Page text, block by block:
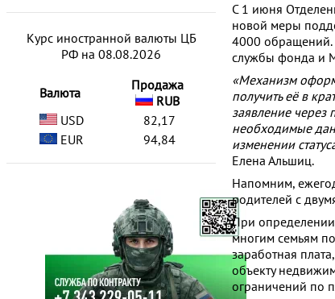
Курс иностранной валюты ЦБ
РФ на 08.08.2026
Валюта
Продажа
RUB
USD
82,17
EUR
94,84
С 1 июня
новой меры
4000 обращений.
службы фонда и
«Механизм
получить её в
заявление через
необходимые
изменении
Елена Альшиц.
Напомним,
родителей с
При
многим семьям
заработная
объекту
ограничений по